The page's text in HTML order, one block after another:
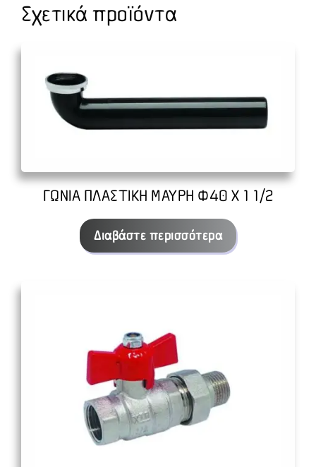
ΝΕΡΧ
Σχετικά προϊόντα
ΓΩΝΙΑ ΠΛΑΣΤΙΚΗ ΜΑΥΡΗ Φ40 Χ 1 1/2
Διαβάστε περισσότερα